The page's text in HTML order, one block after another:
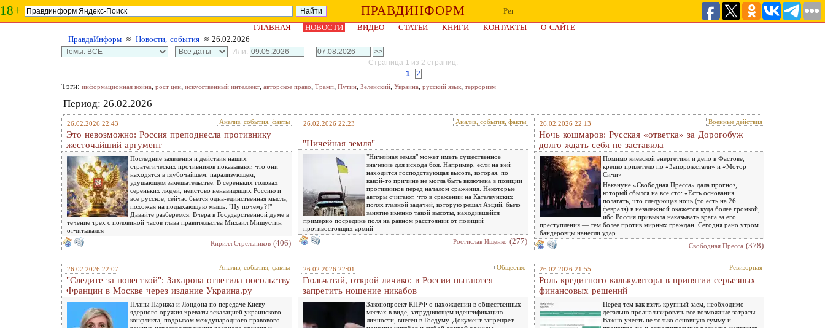
18+ ПРАВДИНФОРМ
Рег
ГЛАВНАЯ
НОВОСТИ ВИДЕО СТАТЬИ КНИГИ КОНТАКТЫ
О САЙТЕ
ПравдаИнформ ≈ Новости, события ≈ 26.02.2026
Или:
–
Страница 1 из 2 страниц.
1
2
Тэги: информационная война, рост цен, искусственный интеллект, авторское право, Трамп, Путин, Зеленский, Украина, русский язык, терроризм
Период: 26.02.2026
26.02.2026 22:43 Анализ, события, факты
Это невозможно: Россия преподнесла противнику
жесточайший аргумент
Последние заявления и действия наших
стратегических противников показывают, что они
находятся в глубочайшем, парализующем,
удушающем замешательстве. В сереньких головах
сереньких людей, неистово ненавидящих Россию и
все русское, сейчас бьется одна-единственная мысль,
похожая на подыхающую мышь: "Ну почему?!"
Давайте разберемся. Вчера в Государственной думе в
течение трех с половиной часов глава правительства Михаил Мишустин
отчитывался
Кирилл Стрельников (406)
26.02.2026 22:23 Анализ, события, факты
"Ничейная земля"
"Ничейная земля" может иметь существенное
значение для исхода боя. Например, если на ней
находится господствующая высота, которая, по
какой-то причине не могла быть включена в позиции
противников перед началом сражения. Некоторые
авторы считают, что в сражении на Каталаунских
полях главной задачей, которую решал Аэций, было
занятие именно такой высоты, находившейся
примерно посредине поля на равном расстоянии от позиций
противостоящих армий
Ростислав Ищенко (277)
26.02.2026 22:13 Военные действия
Ночь кошмаров: Русская «ответка» за Дорогобуж
долго ждать себя не заставила
Помимо киевской энергетики и депо в Фастове,
крепко прилетело по «Запорожстали» и «Мотор
Сичи»
Накануне «Свободная Пресса» дала прогноз,
который сбылся на все сто: «Есть основания
полагать, что следующая ночь (то есть на 26
февраля) в незалежной окажется куда более громкой,
ибо Россия привыкла наказывать врага за его
преступления — тем более против мирных граждан. Сегодня рано утром
бандеровцы нанесли удар
Свободная Пресса (378)
26.02.2026 22:07 Анализ, события, факты
"Следите за повесткой": Захарова ответила посольству
Франции в Москве через издание Украина.ру
Планы Парижа и Лондона по передаче Киеву
ядерного оружия чреваты эскалацией украинского
конфликта, подрывом международного правового
26.02.2026 22:01 Общество
Гюльчатай, открой личико: в России пытаются
запретить ношение никабов
Законопроект КПРФ о нахождении в общественных
местах в виде, затрудняющем идентификацию
личности, внесен в Госдуму. Документ запрещает
26.02.2026 21:55 Ревизорная
Роль кредитного калькулятора в принятии серьезных
финансовых решений
Перед тем как взять крупный заем, необходимо
детально проанализировать все возможные затраты.
Важно учесть не только основную сумму и